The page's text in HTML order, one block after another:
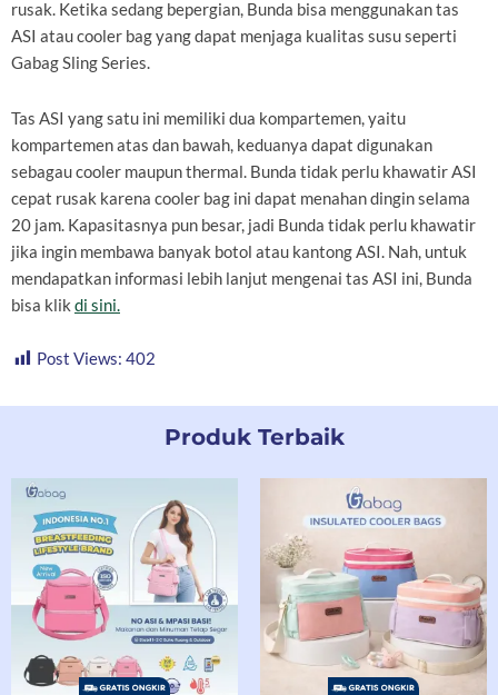
rusak. Ketika sedang bepergian, Bunda bisa menggunakan tas
ASI atau cooler bag yang dapat menjaga kualitas susu seperti
Gabag Sling Series.
Tas ASI yang satu ini memiliki dua kompartemen, yaitu
kompartemen atas dan bawah, keduanya dapat digunakan
sebagau cooler maupun thermal. Bunda tidak perlu khawatir ASI
cepat rusak karena cooler bag ini dapat menahan dingin selama
20 jam. Kapasitasnya pun besar, jadi Bunda tidak perlu khawatir
jika ingin membawa banyak botol atau kantong ASI. Nah, untuk
mendapatkan informasi lebih lanjut mengenai tas ASI ini, Bunda
bisa klik di sini.
Post Views: 402
Produk Terbaik